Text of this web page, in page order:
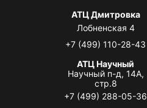
АТЦ Дмитровка
Лобненская 4
+7 (499) 110-28-43
АТЦ Научный
Научный п-д, 14А,
стр.8
+7 (499) 288-05-36